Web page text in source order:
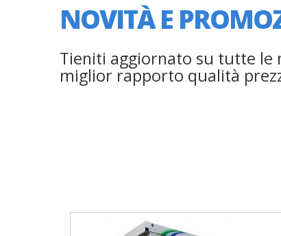
NOVITÀ E
Tieniti aggiornato su tutte le
miglior rapporto qualità